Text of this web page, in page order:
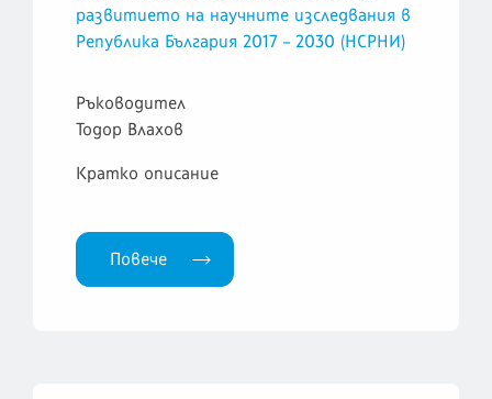
развитието на научните изследвания в
Република България 2017 – 2030 (НСРНИ)
Ръководител
Тодор Влахов
Кратко описание
Повече